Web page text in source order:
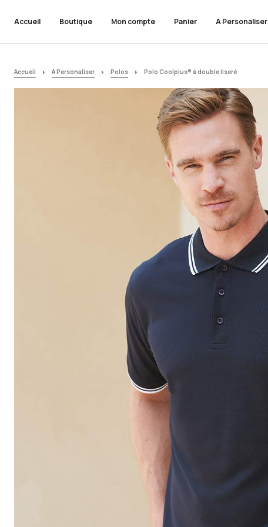
Accueil Boutique Mon compte Panier A Personaliser
Accueil A Personaliser Polos Polo Coolplus® à double liseré